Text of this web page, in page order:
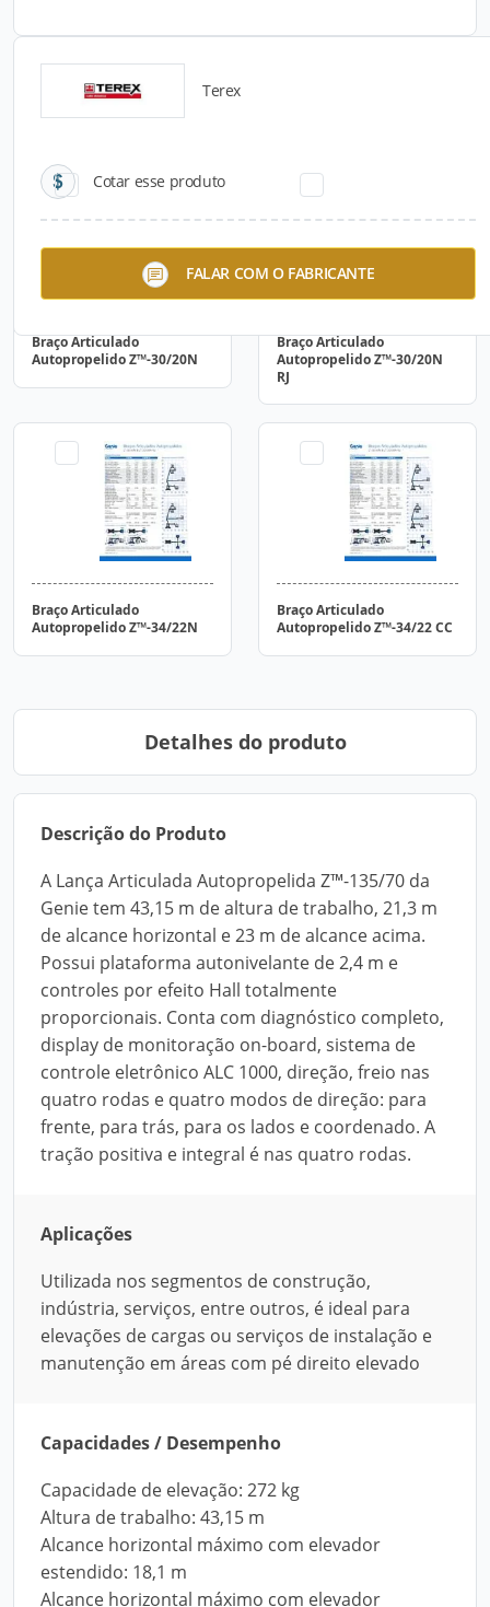
Terex
Cotar esse produto
FALAR COM O FABRICANTE
Catálogos para Download
Braço Articulado
Autopropelido Z™-30/20N
Braço Articulado
Autopropelido Z™-30/20N
RJ
Braço Articulado
Autopropelido Z™-34/22N
Braço Articulado
Autopropelido Z™-34/22 CC
Detalhes do produto
Descrição do Produto
A Lança Articulada Autopropelida Z™-135/70 da
Genie tem 43,15 m de altura de trabalho, 21,3 m
de alcance horizontal e 23 m de alcance acima.
Possui plataforma autonivelante de 2,4 m e
controles por efeito Hall totalmente
proporcionais. Conta com diagnóstico completo,
display de monitoração on-board, sistema de
controle eletrônico ALC 1000, direção, freio nas
quatro rodas e quatro modos de direção: para
frente, para trás, para os lados e coordenado. A
tração positiva e integral é nas quatro rodas.
Aplicações
Utilizada nos segmentos de construção,
indústria, serviços, entre outros, é ideal para
elevações de cargas ou serviços de instalação e
manutenção em áreas com pé direito elevado
Capacidades / Desempenho
Capacidade de elevação: 272 kg
Altura de trabalho: 43,15 m
Alcance horizontal máximo com elevador
estendido: 18,1 m
Alcance horizontal máximo com elevador